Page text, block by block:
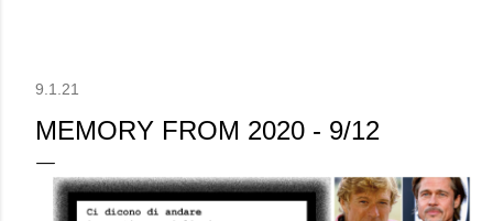
9.1.21
MEMORY FROM 2020 - 9/12